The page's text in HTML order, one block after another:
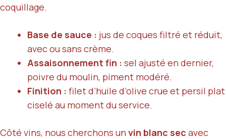
coquillage.
Base de sauce : jus de coques filtré et réduit,
avec ou sans crème.
Assaisonnement fin : sel ajusté en dernier,
poivre du moulin, piment modéré.
Finition : filet d’huile d’olive crue et persil plat
ciselé au moment du service.
Côté vins, nous cherchons un vin blanc sec avec